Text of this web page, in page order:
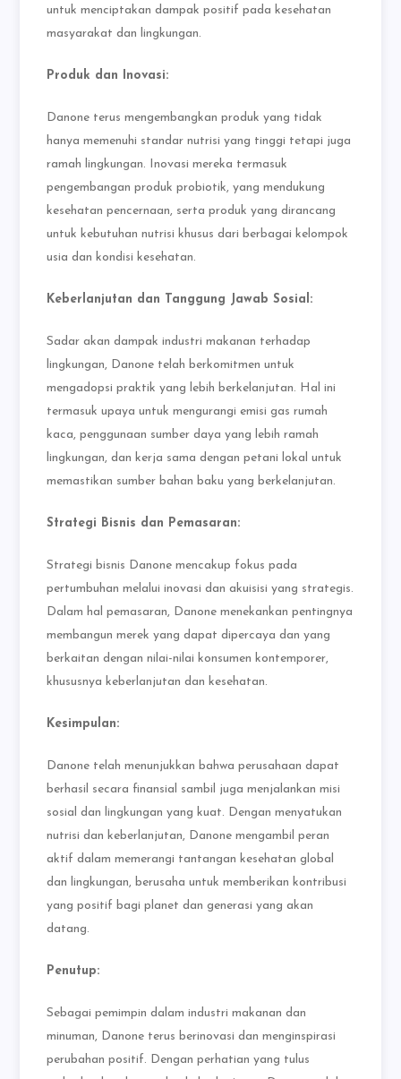
untuk menciptakan dampak positif pada kesehatan
masyarakat dan lingkungan.
Produk dan Inovasi:
Danone terus mengembangkan produk yang tidak
hanya memenuhi standar nutrisi yang tinggi tetapi juga
ramah lingkungan. Inovasi mereka termasuk
pengembangan produk probiotik, yang mendukung
kesehatan pencernaan, serta produk yang dirancang
untuk kebutuhan nutrisi khusus dari berbagai kelompok
usia dan kondisi kesehatan.
Keberlanjutan dan Tanggung Jawab Sosial:
Sadar akan dampak industri makanan terhadap
lingkungan, Danone telah berkomitmen untuk
mengadopsi praktik yang lebih berkelanjutan. Hal ini
termasuk upaya untuk mengurangi emisi gas rumah
kaca, penggunaan sumber daya yang lebih ramah
lingkungan, dan kerja sama dengan petani lokal untuk
memastikan sumber bahan baku yang berkelanjutan.
Strategi Bisnis dan Pemasaran:
Strategi bisnis Danone mencakup fokus pada
pertumbuhan melalui inovasi dan akuisisi yang strategis.
Dalam hal pemasaran, Danone menekankan pentingnya
membangun merek yang dapat dipercaya dan yang
berkaitan dengan nilai-nilai konsumen kontemporer,
khususnya keberlanjutan dan kesehatan.
Kesimpulan:
Danone telah menunjukkan bahwa perusahaan dapat
berhasil secara finansial sambil juga menjalankan misi
sosial dan lingkungan yang kuat. Dengan menyatukan
nutrisi dan keberlanjutan, Danone mengambil peran
aktif dalam memerangi tantangan kesehatan global
dan lingkungan, berusaha untuk memberikan kontribusi
yang positif bagi planet dan generasi yang akan
datang.
Penutup:
Sebagai pemimpin dalam industri makanan dan
minuman, Danone terus berinovasi dan menginspirasi
perubahan positif. Dengan perhatian yang tulus